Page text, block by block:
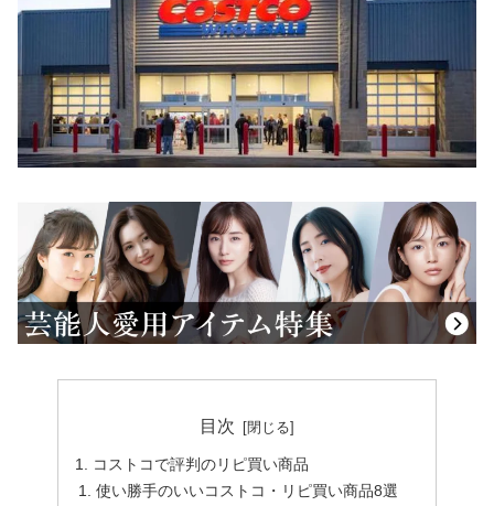
目次
コストコで評判のリピ買い商品
使い勝手のいいコストコ・リピ買い商品8選